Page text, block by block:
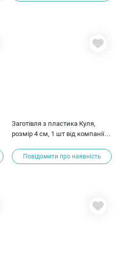
Заготівля з пластика Куля,
розмір 4 см, 1 шт від компанії
Повідомити про наявність